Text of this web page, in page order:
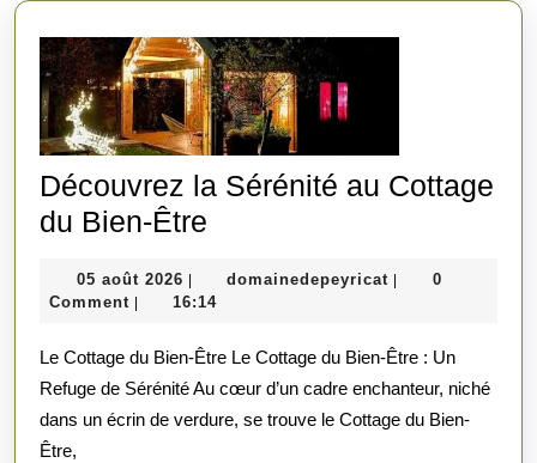
Découvrez la Sérénité au Cottage
du Bien-Être
Sérénité
Cottage
du
Bien-
05 août 2026 05
août
domainedepeyricat
0
Comment
16:14
Le Cottage du Bien-Être Le Cottage du Bien-Être : Un
Refuge de Sérénité Au cœur d’un cadre enchanteur, niché
dans un écrin de verdure, se trouve le Cottage du Bien-
Être,